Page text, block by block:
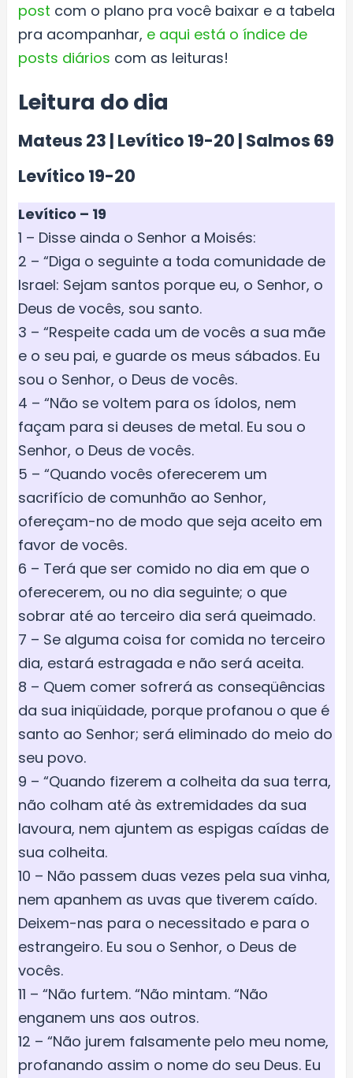
post com o plano pra você baixar e a tabela
pra acompanhar, e aqui está o índice de
posts diários com as leituras!
Leitura do dia
Mateus 23 | Levítico 19-20 | Salmos 69
Levítico 19-20
Levítico – 19
1 – Disse ainda o Senhor a Moisés:
2 – “Diga o seguinte a toda comunidade de
Israel: Sejam santos porque eu, o Senhor, o
Deus de vocês, sou santo.
3 – “Respeite cada um de vocês a sua mãe
e o seu pai, e guarde os meus sábados. Eu
sou o Senhor, o Deus de vocês.
4 – “Não se voltem para os ídolos, nem
façam para si deuses de metal. Eu sou o
Senhor, o Deus de vocês.
5 – “Quando vocês oferecerem um
sacrifício de comunhão ao Senhor,
ofereçam-no de modo que seja aceito em
favor de vocês.
6 – Terá que ser comido no dia em que o
oferecerem, ou no dia seguinte; o que
sobrar até ao terceiro dia será queimado.
7 – Se alguma coisa for comida no terceiro
dia, estará estragada e não será aceita.
8 – Quem comer sofrerá as conseqüências
da sua iniqüidade, porque profanou o que é
santo ao Senhor; será eliminado do meio do
seu povo.
9 – “Quando fizerem a colheita da sua terra,
não colham até às extremidades da sua
lavoura, nem ajuntem as espigas caídas de
sua colheita.
10 – Não passem duas vezes pela sua vinha,
nem apanhem as uvas que tiverem caído.
Deixem-nas para o necessitado e para o
estrangeiro. Eu sou o Senhor, o Deus de
vocês.
11 – “Não furtem. “Não mintam. “Não
enganem uns aos outros.
12 – “Não jurem falsamente pelo meu nome,
profanando assim o nome do seu Deus. Eu